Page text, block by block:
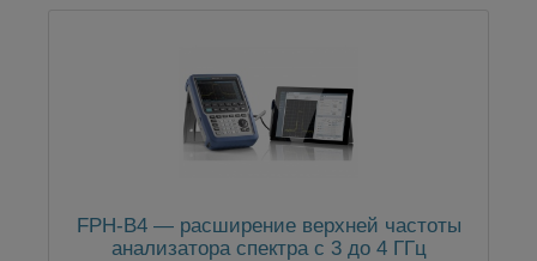
FPH-B4 — расширение верхней частоты
анализатора спектра с 3 до 4 ГГц